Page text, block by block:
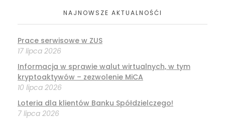
NAJNOWSZE AKTUALNOŚĆI
Prace serwisowe w ZUS
17 lipca 2026
Informacja w sprawie walut wirtualnych, w tym
kryptoaktywów – zezwolenie MiCA
10 lipca 2026
Loteria dla klientów Banku Spółdzielczego!
7 lipca 2026